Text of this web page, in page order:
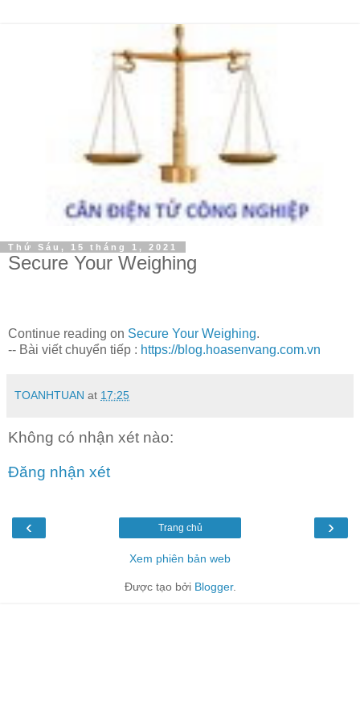
Thứ Sáu, 15 tháng 1, 2021
Secure Your Weighing
Continue reading on Secure Your Weighing.
-- Bài viết chuyển tiếp : https://blog.hoasenvang.com.vn
TOANHTUAN at 17:25
Không có nhận xét nào:
Đăng nhận xét
‹ ›
Trang chủ
Xem phiên bản web
Được tạo bởi Blogger.